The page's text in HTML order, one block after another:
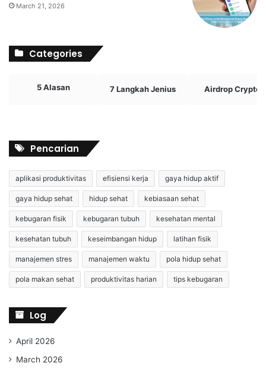
March 21, 2026
Categories
5 Alasan 7 Langkah Jenius Airdrop Crypto
Pencarian
aplikasi produktivitas efisiensi kerja gaya hidup aktif
gaya hidup sehat hidup sehat kebiasaan sehat
kebugaran fisik kebugaran tubuh kesehatan mental
kesehatan tubuh keseimbangan hidup latihan fisik
manajemen stres manajemen waktu pola hidup sehat
pola makan sehat produktivitas harian tips kebugaran
Log
April 2026
March 2026